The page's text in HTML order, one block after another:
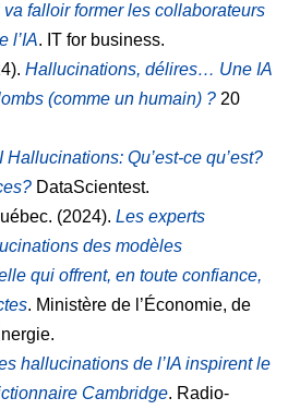
va falloir former les collaborateurs
l’IA. IT for business.
Hallucinations, délires… Une IA
(comme un humain) ? 20
Hallucinations: Qu’est-ce qu’est?
DataScientest.
(2024). Les experts
des modèles
qui offrent, en toute confiance,
. Ministère de l’Économie, de
hallucinations de l’IA inspirent le
Cambridge. Radio-